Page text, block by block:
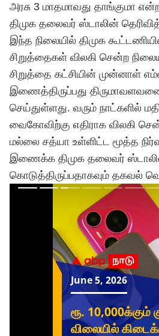
அரசு 3 மாதமாவது தாங்குமா
திமுக தலைவர் ஸ்டாலின்
இந்த நிலையில் திமுக
சிறுத்தைகள் விலகி சென்ற
சிறுத்தை கட்சியின் முன்னாள்
இணைத்திருப்பது
செய்துள்ளது. வரும் நாட்களில்
வைகோவிற்கு எதிராக விலகி
மல்லை சத்யா உள்ளிட்ட மூத்த
இணைக்க திமுக தலைவர்
கொடுத்திருப்பதாகவும் தகவல்